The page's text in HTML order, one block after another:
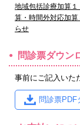
地域包括診療加算１
算・時間外対応加
らせ
問診票ダウン
事前にご記入いた
問診票PDF